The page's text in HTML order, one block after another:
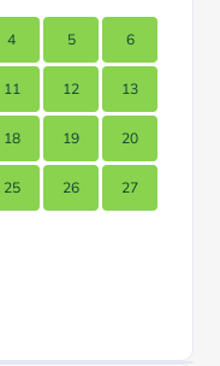
4 5 6
11 12 13
18 19 20
25 26 27